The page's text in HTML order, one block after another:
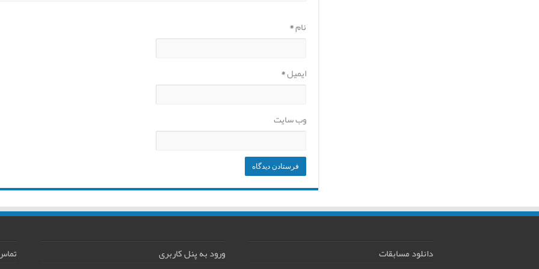
نام*
ایمیل*
وب‌ سایت
دانلود مسابقات
ورود به پنل کاربری